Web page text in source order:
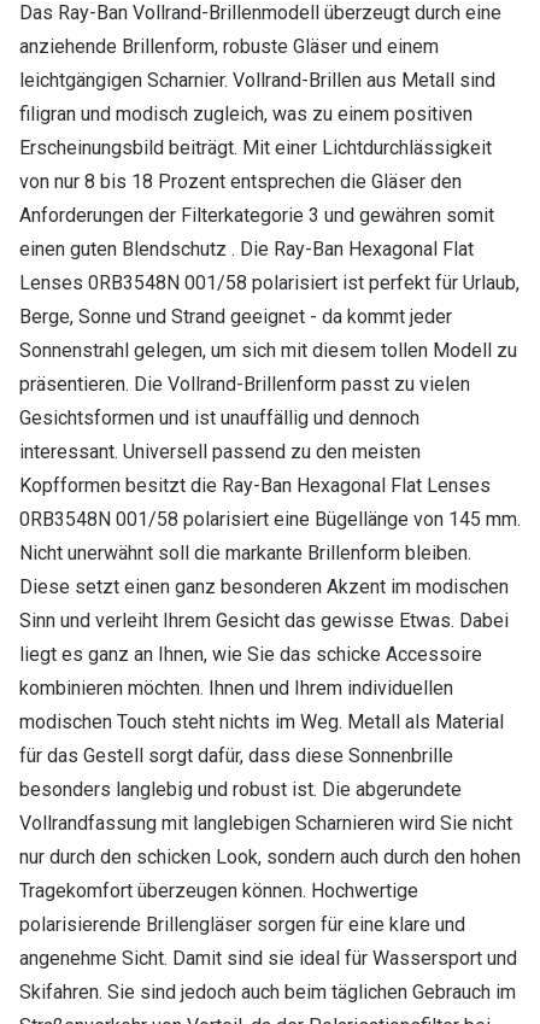
Das Ray-Ban Vollrand-Brillenmodell überzeugt durch eine
anziehende Brillenform, robuste Gläser und einem
leichtgängigen Scharnier. Vollrand-Brillen aus Metall sind
filigran und modisch zugleich, was zu einem positiven
Erscheinungsbild beiträgt. Mit einer Lichtdurchlässigkeit
von nur 8 bis 18 Prozent entsprechen die Gläser den
Anforderungen der Filterkategorie 3 und gewähren somit
einen guten Blendschutz . Die Ray-Ban Hexagonal Flat
Lenses 0RB3548N 001/58 polarisiert ist perfekt für Urlaub,
Berge, Sonne und Strand geeignet - da kommt jeder
Sonnenstrahl gelegen, um sich mit diesem tollen Modell zu
präsentieren. Die Vollrand-Brillenform passt zu vielen
Gesichtsformen und ist unauffällig und dennoch
interessant. Universell passend zu den meisten
Kopfformen besitzt die Ray-Ban Hexagonal Flat Lenses
0RB3548N 001/58 polarisiert eine Bügellänge von 145 mm.
Nicht unerwähnt soll die markante Brillenform bleiben.
Diese setzt einen ganz besonderen Akzent im modischen
Sinn und verleiht Ihrem Gesicht das gewisse Etwas. Dabei
liegt es ganz an Ihnen, wie Sie das schicke Accessoire
kombinieren möchten. Ihnen und Ihrem individuellen
modischen Touch steht nichts im Weg. Metall als Material
für das Gestell sorgt dafür, dass diese Sonnenbrille
besonders langlebig und robust ist. Die abgerundete
Vollrandfassung mit langlebigen Scharnieren wird Sie nicht
nur durch den schicken Look, sondern auch durch den hohen
Tragekomfort überzeugen können. Hochwertige
polarisierende Brillengläser sorgen für eine klare und
angenehme Sicht. Damit sind sie ideal für Wassersport und
Skifahren. Sie sind jedoch auch beim täglichen Gebrauch im